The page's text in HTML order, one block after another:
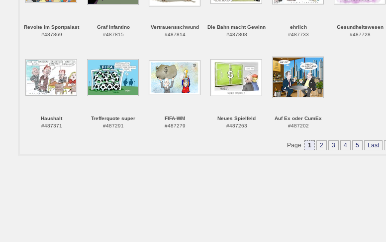
Revolte im Sportpalast
#487869
Graf Infantino
#487815
Vertrauensschwund
#487814
Die Bahn macht Gewinn
#487808
ehrlich
#487733
Gesundheitswesen
#487728
Haushalt
#487371
Trefferquote super
#487291
FIFA-WM
#487279
Neues Spielfeld
#487263
Auf Ex oder CumEx
#487202
Page 1 2 3 4 5 Last